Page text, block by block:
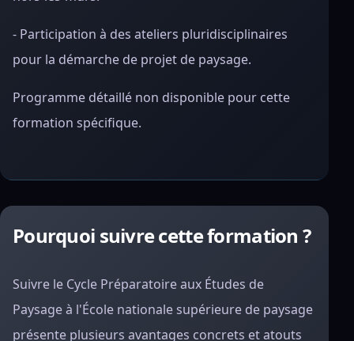
- Participation à des ateliers pluridisciplinaires
pour la démarche de projet de paysage.
Programme détaillé non disponible pour cette
formation spécifique.
Pourquoi suivre cette formation ?
Suivre le Cycle Préparatoire aux Études de
Paysage à l'École nationale supérieure de paysage
présente plusieurs avantages concrets et atouts